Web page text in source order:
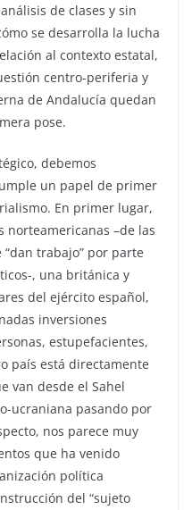
de clases y sin
se desarrolla la lucha
al contexto estatal,
centro-periferia y
de Andalucía quedan
pose.
debemos
un papel de primer
En primer lugar,
norteamericanas –de las
trabajo” por parte
, una británica y
del ejército español,
inversiones
estupefacientes,
país está directamente
van desde el Sahel
ucraniana pasando por
nos parece muy
que ha venido
política
del “sujeto